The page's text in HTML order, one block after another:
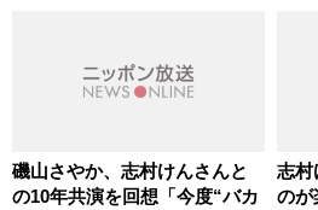
磯山さやか、志村けんさんと
の10年共演を回想「今度“バカ
志村
のが